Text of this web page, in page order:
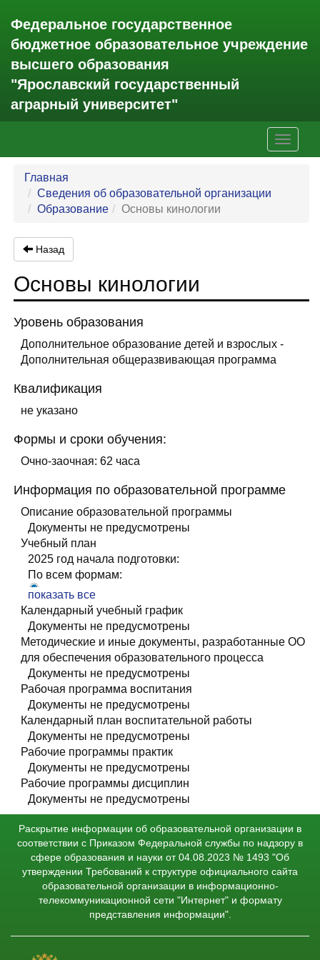
Федеральное государственное
бюджетное образовательное учреждение
высшего образования
"Ярославский государственный
аграрный университет"
Toggle
Главная
Сведения об образовательной организации
Образование
Основы кинологии
Назад
Основы кинологии
Уровень образования
Дополнительное образование детей и взрослых -
Дополнительная общеразвивающая программа
Квалификация
не указано
Формы и сроки обучения:
Очно-заочная: 62 часа
Информация по образовательной программе
Описание образовательной программы
Документы не предусмотрены
Учебный план
2025 год начала подготовки:
По всем формам:
УП+УТП Основы кинологии
КГ Кинология
ОПОП Основы кинологии
2024 год начала подготовки:
Очно-заочная:
УП_УТП_Основы кинологии
показать все
Календарный учебный график
Документы не предусмотрены
Методические и иные документы, разработанные ОО
для обеспечения образовательного процесса
Документы не предусмотрены
Рабочая программа воспитания
Документы не предусмотрены
Календарный план воспитательной работы
Документы не предусмотрены
Рабочие программы практик
Документы не предусмотрены
Рабочие программы дисциплин
Документы не предусмотрены
Раскрытие информации об образовательной организации в
соответствии с Приказом Федеральной службы по надзору в
сфере образования и науки от 04.08.2023 № 1493 "Об
утверждении Требований к структуре официального сайта
образовательной организации в информационно-
телекоммуникационной сети "Интернет" и формату
представления информации".